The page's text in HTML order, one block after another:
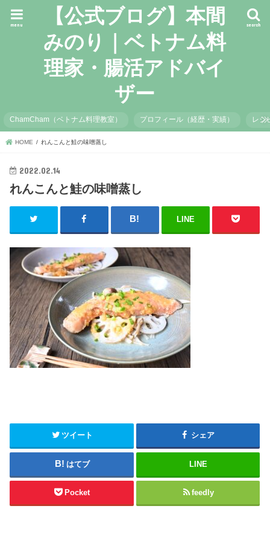
【公式ブログ】本間
みのり｜ベトナム料
理家・腸活アドバイ
ザー
search
menu
ChamCham（ベトナム料理教室） プロフィール（経歴・実績） レシ
HOME れんこんと鮭の味噌蒸し
2022.02.14
れんこんと鮭の味噌蒸し
LINE
ツイート シェア
はてブ LINE
Pocket feedly